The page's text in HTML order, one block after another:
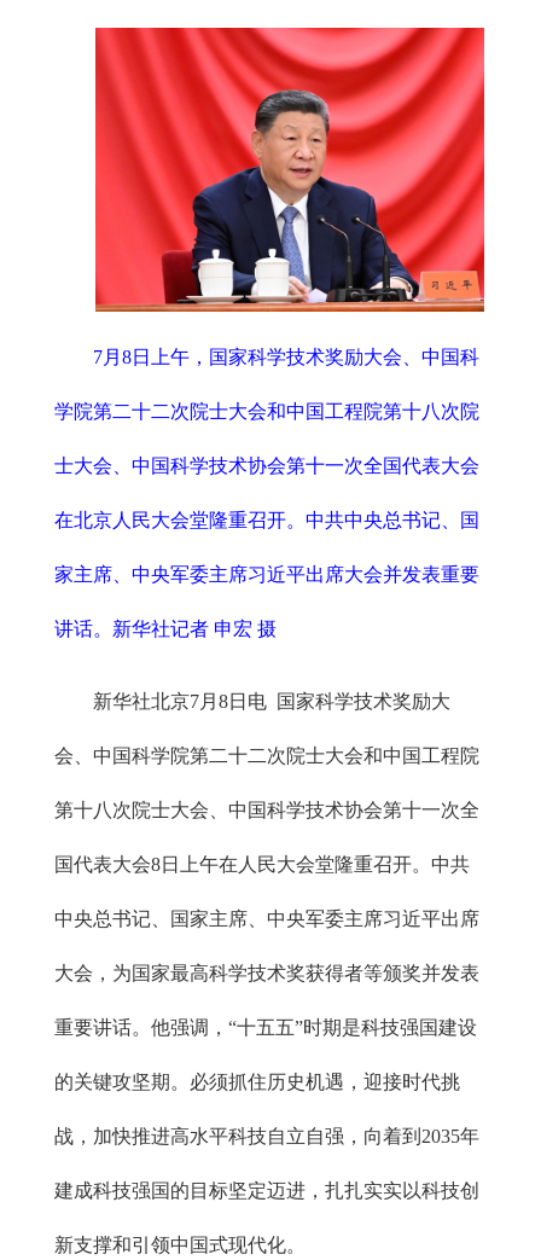
7月8日上午，国家科学技术奖励大会、中国科
学院第二十二次院士大会和中国工程院第十八次院
士大会、中国科学技术协会第十一次全国代表大会
在北京人民大会堂隆重召开。中共中央总书记、国
家主席、中央军委主席习近平出席大会并发表重要
讲话。新华社记者 申宏 摄
新华社北京7月8日电 国家科学技术奖励大
会、中国科学院第二十二次院士大会和中国工程院
第十八次院士大会、中国科学技术协会第十一次全
国代表大会8日上午在人民大会堂隆重召开。中共
中央总书记、国家主席、中央军委主席习近平出席
大会，为国家最高科学技术奖获得者等颁奖并发表
重要讲话。他强调，“十五五”时期是科技强国建设
的关键攻坚期。必须抓住历史机遇，迎接时代挑
战，加快推进高水平科技自立自强，向着到2035年
建成科技强国的目标坚定迈进，扎扎实实以科技创
新支撑和引领中国式现代化。